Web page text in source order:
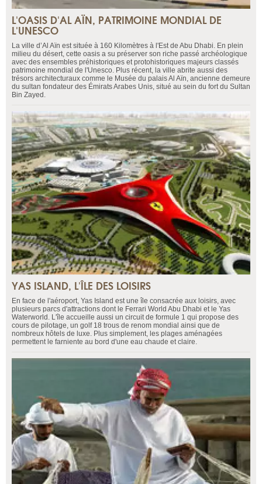
L'OASIS D'AL AÏN, PATRIMOINE MONDIAL DE
L'UNESCO
La ville d’Al Aïn est située à 160 Kilomètres à l'Est de Abu Dhabi. En plein
milieu du désert, cette oasis a su préserver son riche passé archéologique
avec des ensembles préhistoriques et protohistoriques majeurs classés
patrimoine mondial de l'Unesco. Plus récent, la ville abrite aussi des
trésors architecturaux comme le Musée du palais Al Aïn, ancienne demeure
du sultan fondateur des Émirats Arabes Unis, situé au sein du fort du Sultan
Bin Zayed.
YAS ISLAND, L'ÎLE DES LOISIRS
En face de l'aéroport, Yas Island est une île consacrée aux loisirs, avec
plusieurs parcs d'attractions dont le Ferrari World Abu Dhabi et le Yas
Waterworld. L'île accueille aussi un circuit de formule 1 qui propose des
cours de pilotage, un golf 18 trous de renom mondial ainsi que de
nombreux hôtels de luxe. Plus simplement, les plages aménagées
permettent le farniente au bord d'une eau chaude et claire.